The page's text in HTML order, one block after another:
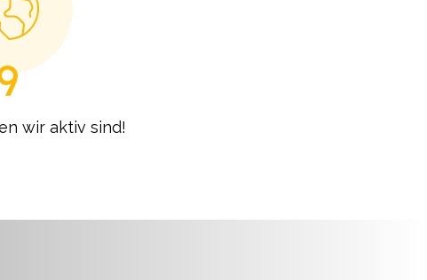
wir aktiv sind!